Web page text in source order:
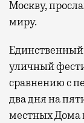
Москву,
миру.
Единственный
уличный
сравнению с
два дня на
местных Дома